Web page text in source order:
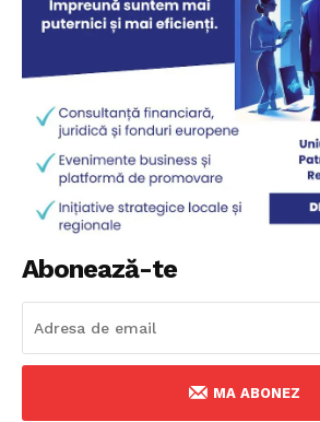
Abonează-te
MA ABONEZ